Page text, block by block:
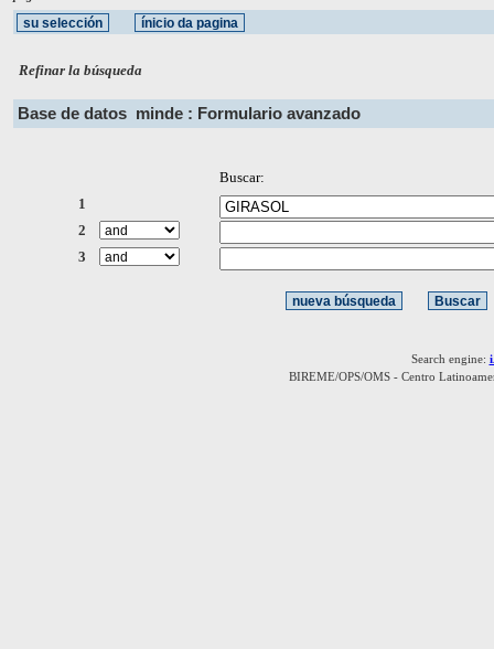
Refinar la búsqueda
Base de datos minde : Formulario avanzado
Buscar:
1
2
3
Search engine:
BIREME/OPS/OMS - Centro